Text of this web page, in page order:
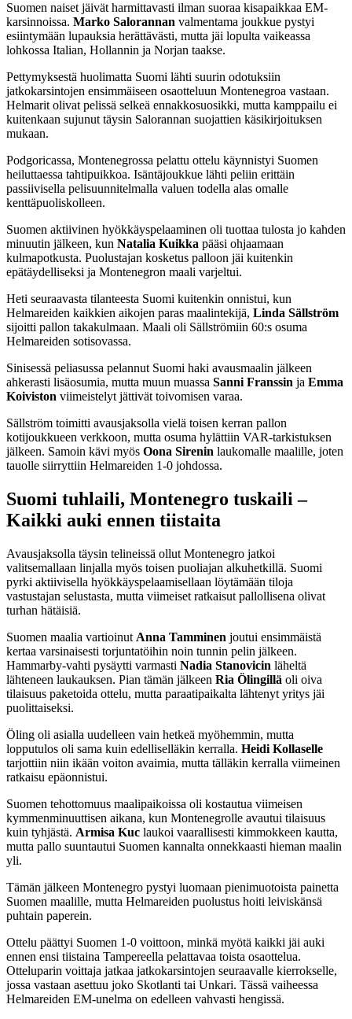
Suomen naiset jäivät harmittavasti ilman suoraa kisapaikkaa EM-
karsinnoissa. Marko Salorannan valmentama joukkue pystyi
esiintymään lupauksia herättävästi, mutta jäi lopulta vaikeassa
lohkossa Italian, Hollannin ja Norjan taakse.
Pettymyksestä huolimatta Suomi lähti suurin odotuksiin
jatkokarsintojen ensimmäiseen osaotteluun Montenegroa vastaan.
Helmarit olivat pelissä selkeä ennakkosuosikki, mutta kamppailu ei
kuitenkaan sujunut täysin Salorannan suojattien käsikirjoituksen
mukaan.
Podgoricassa, Montenegrossa pelattu ottelu käynnistyi Suomen
heiluttaessa tahtipuikkoa. Isäntäjoukkue lähti peliin erittäin
passiivisella pelisuunnitelmalla valuen todella alas omalle
kenttäpuoliskolleen.
Suomen aktiivinen hyökkäyspelaaminen oli tuottaa tulosta jo kahden
minuutin jälkeen, kun Natalia Kuikka pääsi ohjaamaan
kulmapotkusta. Puolustajan kosketus palloon jäi kuitenkin
epätäydelliseksi ja Montenegron maali varjeltui.
Heti seuraavasta tilanteesta Suomi kuitenkin onnistui, kun
Helmareiden kaikkien aikojen paras maalintekijä, Linda Sällström
sijoitti pallon takakulmaan. Maali oli Sällströmiin 60:s osuma
Helmareiden sotisovassa.
Sinisessä peliasussa pelannut Suomi haki avausmaalin jälkeen
ahkerasti lisäosumia, mutta muun muassa Sanni Franssin ja Emma
Koiviston viimeistelyt jättivät toivomisen varaa.
Sällström toimitti avausjaksolla vielä toisen kerran pallon
kotijoukkueen verkkoon, mutta osuma hylättiin VAR-tarkistuksen
jälkeen. Samoin kävi myös Oona Sirenin laukomalle maalille, joten
tauolle siirryttiin Helmareiden 1-0 johdossa.
Suomi tuhlaili, Montenegro tuskaili –
Kaikki auki ennen tiistaita
Avausjaksolla täysin telineissä ollut Montenegro jatkoi
valitsemallaan linjalla myös toisen puoliajan alkuhetkillä. Suomi
pyrki aktiivisella hyökkäyspelaamisellaan löytämään tiloja
vastustajan selustasta, mutta viimeiset ratkaisut pallollisena olivat
turhan hätäisiä.
Suomen maalia vartioinut Anna Tamminen joutui ensimmäistä
kertaa varsinaisesti torjuntatöihin noin tunnin pelin jälkeen.
Hammarby-vahti pysäytti varmasti Nadia Stanovicin läheltä
lähteneen laukauksen. Pian tämän jälkeen Ria Ölingillä oli oiva
tilaisuus paketoida ottelu, mutta paraatipaikalta lähtenyt yritys jäi
puolittaiseksi.
Öling oli asialla uudelleen vain hetkeä myöhemmin, mutta
lopputulos oli sama kuin edelliselläkin kerralla. Heidi Kollaselle
tarjottiin niin ikään voiton avaimia, mutta tälläkin kerralla viimeinen
ratkaisu epäonnistui.
Suomen tehottomuus maalipaikoissa oli kostautua viimeisen
kymmenminuuttisen aikana, kun Montenegrolle avautui tilaisuus
kuin tyhjästä. Armisa Kuc laukoi vaarallisesti kimmokkeen kautta,
mutta pallo suuntautui Suomen kannalta onnekkaasti hieman maalin
yli.
Tämän jälkeen Montenegro pystyi luomaan pienimuotoista painetta
Suomen maalille, mutta Helmareiden puolustus hoiti leiviskänsä
puhtain paperein.
Ottelu päättyi Suomen 1-0 voittoon, minkä myötä kaikki jäi auki
ennen ensi tiistaina Tampereella pelattavaa toista osaottelua.
Otteluparin voittaja jatkaa jatkokarsintojen seuraavalle kierrokselle,
jossa vastaan asettuu joko Skotlanti tai Unkari. Tässä vaiheessa
Helmareiden EM-unelma on edelleen vahvasti hengissä.